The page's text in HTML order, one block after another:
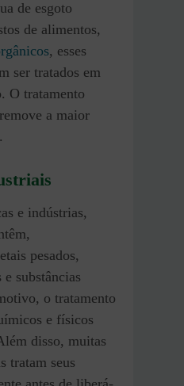
de esgoto
de alimentos,
, esses
ser tratados em
O tratamento
a maior
e indústrias,
pesados,
substâncias
o tratamento
e físicos
disso, muitas
tratam seus